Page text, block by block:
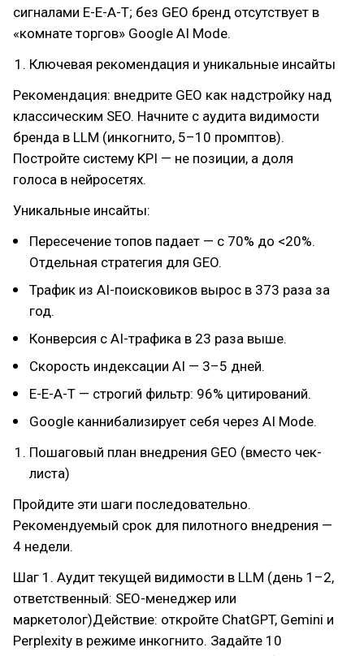
сигналами E-E-A-T; без GEO бренд отсутствует в
«комнате торгов» Google AI Mode.
Ключевая рекомендация и уникальные инсайты
Рекомендация: внедрите GEO как надстройку над
классическим SEO. Начните с аудита видимости
бренда в LLM (инкогнито, 5–10 промптов).
Постройте систему KPI — не позиции, а доля
голоса в нейросетях.
Уникальные инсайты:
Пересечение топов падает — с 70% до <20%.
Отдельная стратегия для GEO.
Трафик из AI-поисковиков вырос в 373 раза за
год.
Конверсия с AI-трафика в 23 раза выше.
Скорость индексации AI — 3–5 дней.
E-E-A-T — строгий фильтр: 96% цитирований.
Google каннибализирует себя через AI Mode.
Пошаговый план внедрения GEO (вместо чек-
листа)
Пройдите эти шаги последовательно.
Рекомендуемый срок для пилотного внедрения —
4 недели.
Шаг 1. Аудит текущей видимости в LLM (день 1–2,
ответственный: SEO-менеджер или
маркетолог)Действие: откройте ChatGPT, Gemini и
Perplexity в режиме инкогнито. Задайте 10